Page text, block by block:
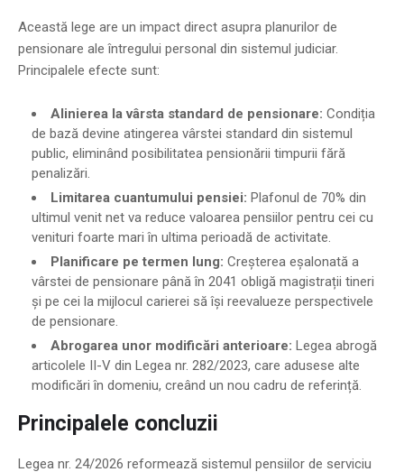
Această lege are un impact direct asupra planurilor de
pensionare ale întregului personal din sistemul judiciar.
Principalele efecte sunt:
Alinierea la vârsta standard de pensionare: Condiția
de bază devine atingerea vârstei standard din sistemul
public, eliminând posibilitatea pensionării timpurii fără
penalizări.
Limitarea cuantumului pensiei: Plafonul de 70% din
ultimul venit net va reduce valoarea pensiilor pentru cei cu
venituri foarte mari în ultima perioadă de activitate.
Planificare pe termen lung: Creșterea eșalonată a
vârstei de pensionare până în 2041 obligă magistrații tineri
și pe cei la mijlocul carierei să își reevalueze perspectivele
de pensionare.
Abrogarea unor modificări anterioare: Legea abrogă
articolele II-V din Legea nr. 282/2023, care adusese alte
modificări în domeniu, creând un nou cadru de referință.
Principalele concluzii
Legea nr. 24/2026 reformează sistemul pensiilor de serviciu